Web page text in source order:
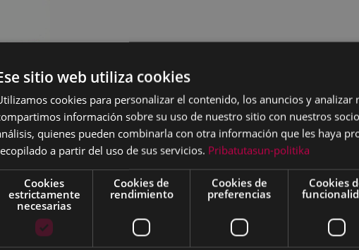
sitio web utiliza cookies
cookies para personalizar el contenido, los anuncios y analizar
información sobre su uso de nuestro sitio con nuestros
quienes pueden combinarla con otra información que les haya
a partir del uso de sus servicios. Pribatutasun-politika
Cookies
estrictamente
necesarias
Cookies de
rendimiento
Cookies de
preferencias
Cookies